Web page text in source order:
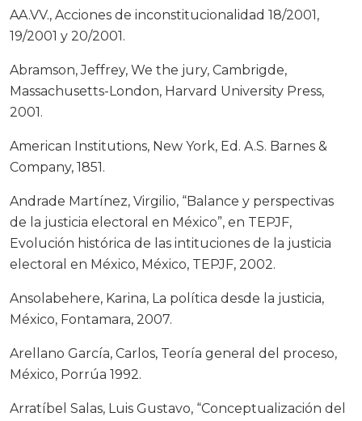
AA.VV., Acciones de inconstitucionalidad 18/2001,
19/2001 y 20/2001.
Abramson, Jeffrey, We the jury, Cambrigde,
Massachusetts-London, Harvard University Press,
2001.
American Institutions, New York, Ed. A.S. Barnes &
Company, 1851.
Andrade Martínez, Virgilio, “Balance y perspectivas
de la justicia electoral en México”, en TEPJF,
Evolución histórica de las intituciones de la justicia
electoral en México, México, TEPJF, 2002.
Ansolabehere, Karina, La política desde la justicia,
México, Fontamara, 2007.
Arellano García, Carlos, Teoría general del proceso,
México, Porrúa 1992.
Arratíbel Salas, Luis Gustavo, “Conceptualización del